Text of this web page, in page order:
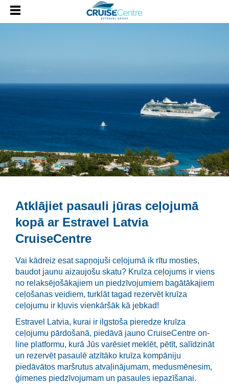
Atklājiet pasauli jūras ceļojumā
kopā ar Estravel Latvia
CruiseCentre
Vai kādreiz esat sapņojuši ceļojumā ik rītu mosties,
baudot jaunu aizaujošu skatu? Kruīza ceļojums ir viens
no relaksējošākajiem un piedzīvojumiem bagātākajiem
ceļošanas veidiem, turklāt tagad rezervēt kruīza
ceļojumu ir kļuvis vienkāršāk kā jebkad!
Estravel Latvia, kurai ir ilgstoša pieredze kruīza
ceļojumu pārdošanā, piedāvā jauno CruiseCentre on-
line platformu, kurā Jūs varēsiet meklēt, pētīt, salīdzināt
un rezervēt pasaulē atzītāko kruīza kompāniju
piedāvātos maršrutus atvaļinājumam, medusmēnesim,
ģimenes piedzīvojumam un pasaules iepazīšanai.